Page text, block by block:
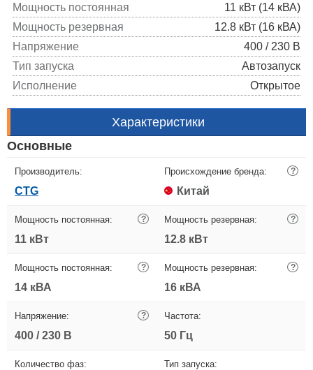
Мощность постоянная
11 кВт (14 кВА)
Мощность резервная
12.8 кВт (16 кВА)
Напряжение
400 / 230 В
Тип запуска
Автозапуск
Исполнение
Открытое
Характеристики
Основные
Производитель:
CTG
Происхождение бренда: ?
Китай
Мощность постоянная: ?
11 кВт
Мощность резервная: ?
12.8 кВт
Мощность постоянная: ?
14 кВА
Мощность резервная: ?
16 кВА
Напряжение: ?
400 / 230 В
Частота:
50 Гц
Количество фаз: Тип запуска: